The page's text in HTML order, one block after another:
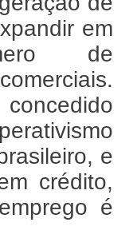
em
de
e
crédito,
é